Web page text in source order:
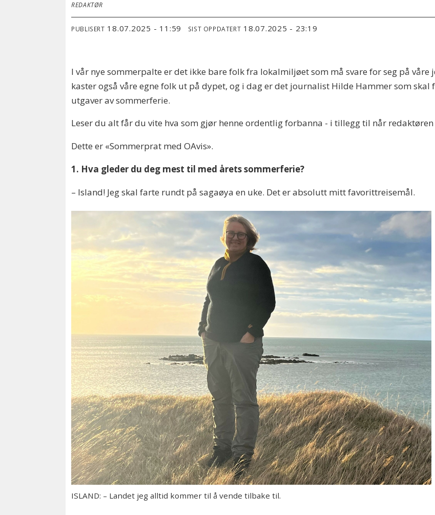
REDAKTØR
PUBLISERT 18.07.2025 - 11:59 SIST OPPDATERT 18.07.2025 - 23:19
I vår nye sommerpalte er det ikke bare folk fra lokalmiljøet som må svare for seg på
kaster også våre egne folk ut på dypet, og i dag er det journalist Hilde Hammer som
utgaver av sommerferie.
Leser du alt får du vite hva som gjør henne ordentlig forbanna - i tillegg til når redaktøren
Dette er «Sommerprat med OAvis».
1. Hva gleder du deg mest til med årets sommerferie?
– Island! Jeg skal farte rundt på sagaøya en uke. Det er absolutt mitt favorittreisemål.
ISLAND: – Landet jeg alltid kommer til å vende tilbake til.